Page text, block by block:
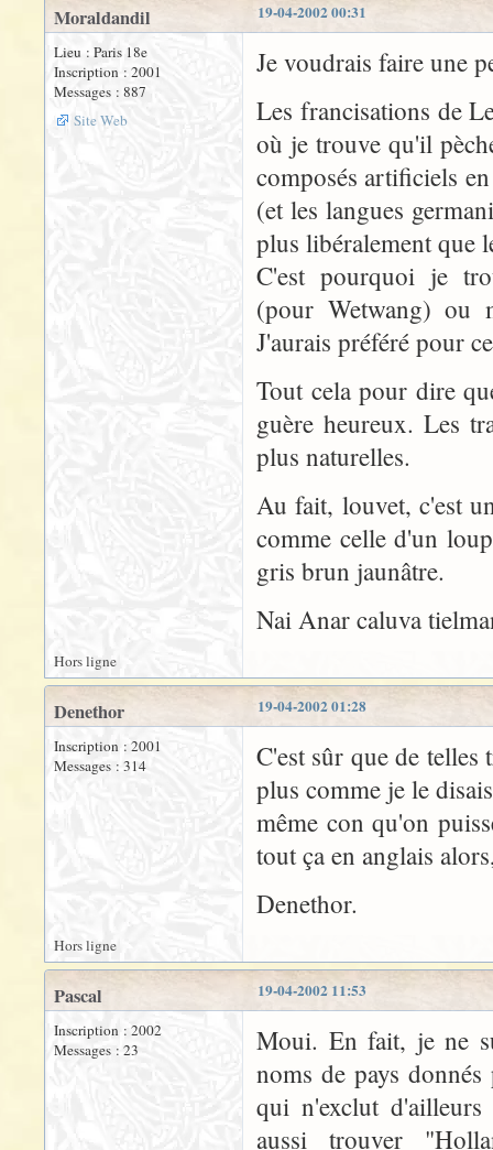
19-04-2002 00:31
Moraldandil
Lieu : Paris 18e
Inscription : 2001
Messages : 887
Site Web
Je voudrais faire une
Les francisations de
où je trouve qu'il
composés artificiels
(et les langues
plus libéralement que
C'est pourquoi je
(pour Wetwang) ou
J'aurais préféré pour
Tout cela pour dire
guère heureux. Les
plus naturelles.
Au fait, louvet, c'est
comme celle d'un
gris brun jaunâtre.
Nai Anar caluva
Hors ligne
19-04-2002 01:28
Denethor
Inscription : 2001
Messages : 314
C'est sûr que de telles
plus comme je le
même con qu'on
tout ça en anglais
Denethor.
Hors ligne
19-04-2002 11:53
Pascal
Inscription : 2002
Messages : 23
Moui. En fait, je ne
noms de pays
qui n'exclut
aussi trouver